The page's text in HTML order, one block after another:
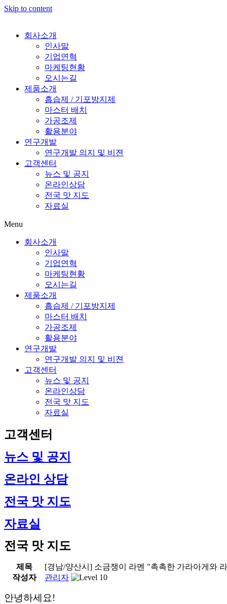
Skip to content
회사소개
인사말
기업연혁
마케팅현황
오시는길
제품소개
흡습제 / 기포방지제
마스터 배치
가공조제
활용분야
연구개발
연구개발 의지 및 비젼
고객센터
뉴스 및 공지
온라인상담
전국 맛 지도
자료실
Menu
회사소개
인사말
기업연혁
마케팅현황
오시는길
제품소개
흡습제 / 기포방지제
마스터 배치
가공조제
활용분야
연구개발
연구개발 의지 및 비젼
고객센터
뉴스 및 공지
온라인상담
전국 맛 지도
자료실
고객센터
뉴스 및 공지
온라인 상담
전국 맛 지도
자료실
전국 맛 지도
제목
[경남/양산시] 소금쟁이 라멘 "촉촉한 가라아게와
작성자
관리자
안녕하세요!